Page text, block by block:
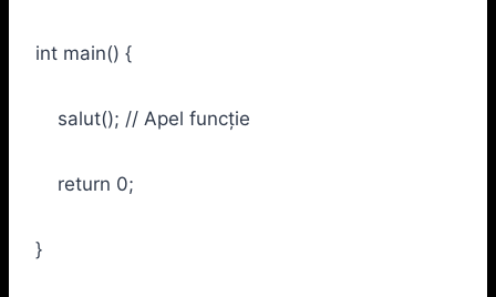
int main() {
salut(); // Apel funcție
return 0;
}